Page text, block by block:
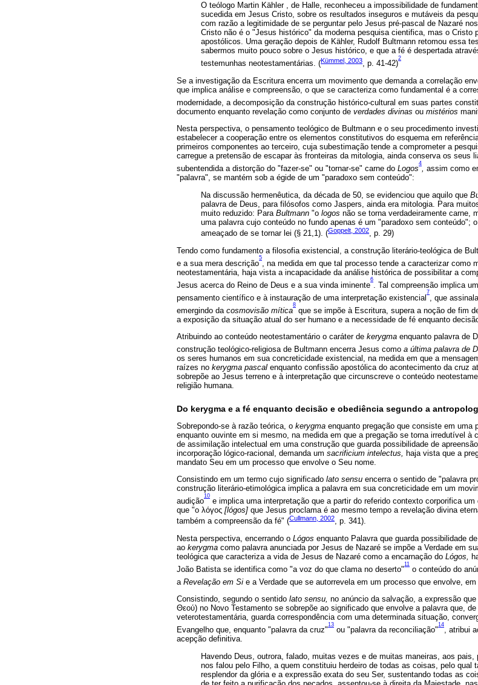
O teólogo Martin Kähler , de Halle, reconheceu a impossibilidade de
sucedida em Jesus Cristo, sobre os resultados inseguros e mutáveis da
com razão a legitimidade de se perguntar pelo Jesus pré-pascal de Nazaré
Cristo não é o "Jesus histórico" da moderna pesquisa cientifica, mas o Cristo
apostólicos. Uma geração depois de Kähler, Rudolf Bultmann retomou essa
sabermos muito pouco sobre o Jesus histórico, e que a fé é despertada
testemunhas neotestamentárias. (Kümmel, 2003, p. 41-42)
2
Se a investigação da Escritura encerra um movimento que demanda a correlação
que implica análise e compreensão, o que se caracteriza como fundamental é a
modernidade, a decomposição da construção histórico-cultural em suas partes
documento enquanto revelação como conjunto de verdades divinas ou mistérios
Nesta perspectiva, o pensamento teológico de Bultmann e o seu procedimento
estabelecer a cooperação entre os elementos constitutivos do esquema em
primeiros componentes ao terceiro, cuja subestimação tende a comprometer a
carregue a pretensão de escapar às fronteiras da mitologia, ainda conserva os seus
subentendida a distorção do "fazer-se" ou "tornar-se" carne do Logos
4
assim como
"palavra", se mantém sob a égide de um "paradoxo sem conteúdo":
Na discussão hermenêutica, da década de 50, se evidenciou que aquilo que
palavra de Deus, para filósofos como Jaspers, ainda era mitologia. Para
muito reduzido: Para Bultmann "o logos não se torna verdadeiramente carne,
uma palavra cujo conteúdo no fundo apenas é um "paradoxo sem conteúdo";
ameaçado de se tornar lei (§ 21,1). (Goppelt, 2002
, p. 29)
Tendo como fundamento a filosofia existencial, a construção literário-teológica de
e a sua mera descrição
5
, na medida em que tal processo tende a caracterizar como
neotestamentária, haja vista a incapacidade da análise histórica de possibilitar a
Jesus acerca do Reino de Deus e a sua vinda iminente
6
. Tal compreensão implica
pensamento científico e à instauração de uma interpretação existencial
7
, que
emergindo da cosmovisão mítica
8
que se impõe à Escritura, supera a noção de fim
a exposição da situação atual do ser humano e a necessidade de fé enquanto
Atribuindo ao conteúdo neotestamentário o caráter de kerygma enquanto palavra de
construção teológico-religiosa de Bultmann encerra Jesus como a última palavra de
os seres humanos em sua concreticidade existencial, na medida em que a
raízes no kerygma pascal enquanto confissão apostólica do acontecimento da cruz
sobrepõe ao Jesus terreno e à interpretação que circunscreve o conteúdo
religião humana.
Do kerygma e a fé enquanto decisão e obediência segundo a
Sobrepondo-se à razão teórica, o kerygma enquanto pregação que consiste em uma
enquanto ouvinte em si mesmo, na medida em que a pregação se torna irredutível à
de assimilação intelectual em uma construção que guarda possibilidade de
incorporação lógico-racional, demanda um sacrificium intelectus, haja vista que a
mandato Seu em um processo que envolve o Seu nome.
Consistindo em um termo cujo significado lato sensu encerra o sentido de "palavra
construção literário-etimológica implica a palavra em sua concreticidade em um
audição
10
e implica uma interpretação que a partir do referido contexto corporifica
que "o λόγος [lógos] que Jesus proclama é ao mesmo tempo a revelação divina
também a compreensão da fé" (Cullmann, 2002, p. 341).
Nesta perspectiva, encerrando o Lógos enquanto Palavra que guarda possibilidade
ao kerygma como palavra anunciada por Jesus de Nazaré se impõe a Verdade em
teológica que caracteriza a vida de Jesus de Nazaré como a encarnação do Lógos,
João Batista se identifica como "a voz do que clama no deserto"
11
o conteúdo do
a Revelação em Si e a Verdade que se autorrevela em um processo que envolve,
Consistindo, segundo o sentido lato sensu, no anúncio da salvação, a expressão
Θεού) no Novo Testamento se sobrepõe ao significado que envolve a palavra que,
veterotestamentária, guarda correspondência com uma determinada situação,
Evangelho que, enquanto "palavra da cruz"
13
ou "palavra da reconciliação"
14
, atribui
acepção definitiva.
Havendo Deus, outrora, falado, muitas vezes e de muitas maneiras, aos pais,
nos falou pelo Filho, a quem constituiu herdeiro de todas as coisas, pelo qual
resplendor da glória e a expressão exata do seu Ser, sustentando todas as